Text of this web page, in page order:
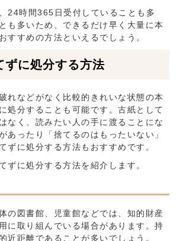
24時間365日受付していることも多
も多いため、できるだけ早く大量に本
すすめの方法といえるでしょう。
ずに処分する方法
れなどがなく比較的きれいな状態の本
処分することも可能です。古紙として
なく、読みたい人の手に渡ることにな
あったり「捨てるのはもったいない」
ずに処分する方法もおすすめです。
ずに処分する方法を紹介します。
の図書館、児童館などでは、知的財産
に取り組んでいる場合があります。持
近距離であることが多いでしょう。